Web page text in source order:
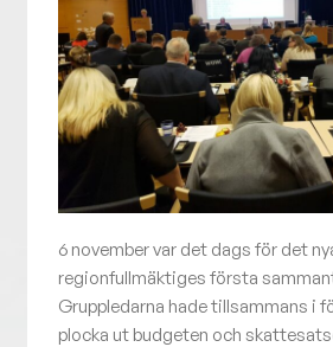
6 november var det dags för det
regionfullmäktiges första
Gruppledarna hade tillsammans i
plocka ut budgeten och